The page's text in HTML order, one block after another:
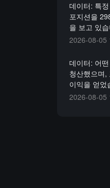
데이터: 특
포지션을
을 보고 있
2026-08-05
데이터: 어
청산했으며,
이익을 얻었
2026-08-05